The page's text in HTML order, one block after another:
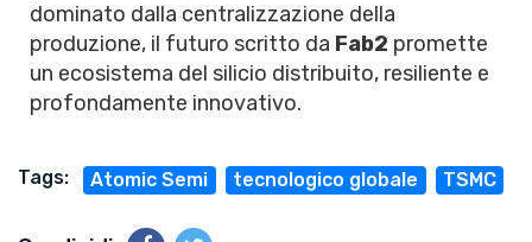
dominato dalla centralizzazione della
produzione, il futuro scritto da Fab2 promette
un ecosistema del silicio distribuito, resiliente e
profondamente innovativo.
Tags: Atomic Semi tecnologico globale TSMC